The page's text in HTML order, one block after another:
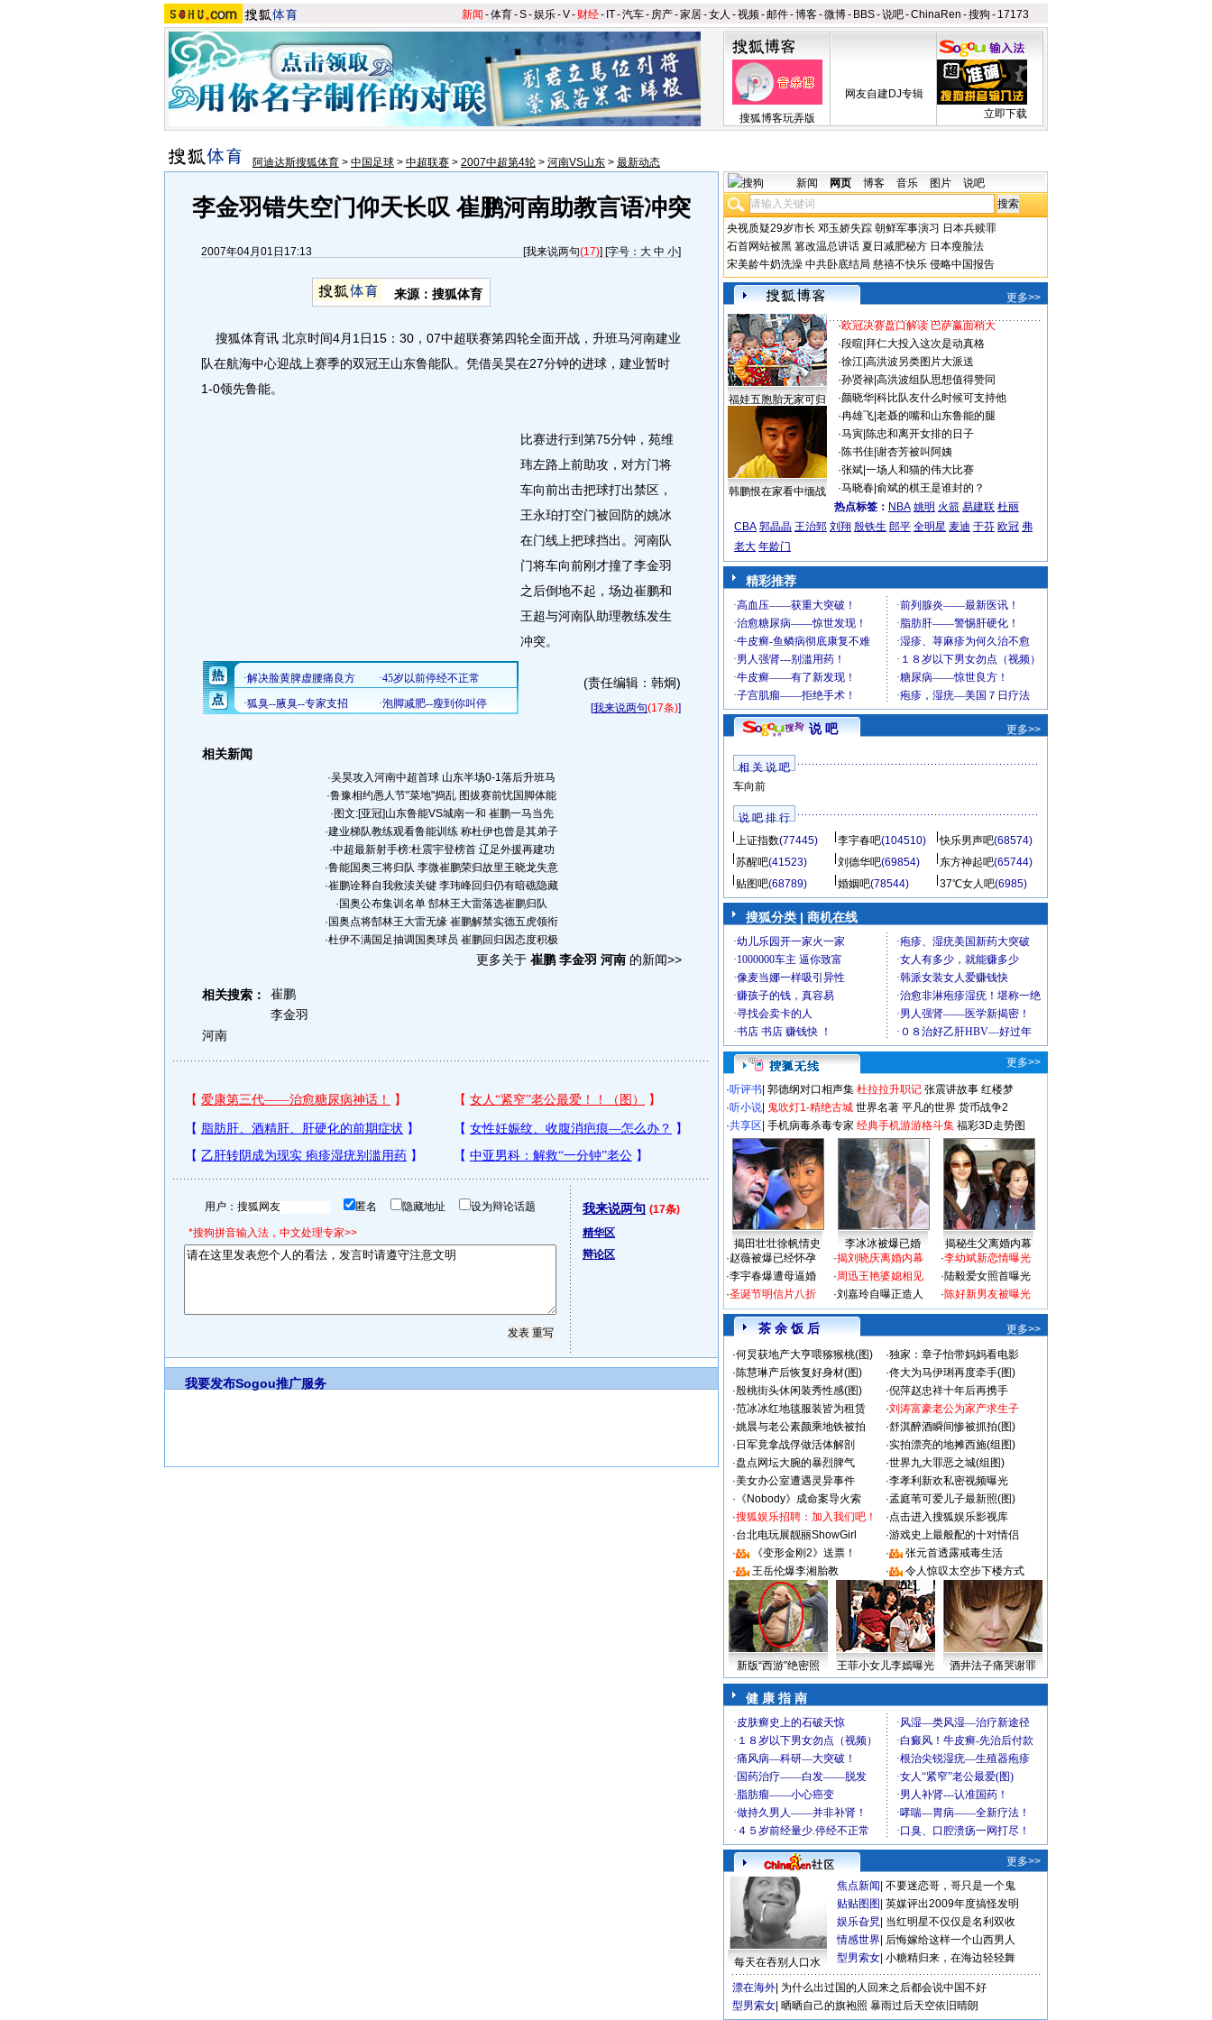
新闻 -体育-S-娱乐-V- 财经- IT-汽车- 房产-家居-女人 -视频-邮件-博客-微博- BBS-说吧-ChinaRen -搜狗 - 17173
搜狐博客玩弄版
网友自建DJ专辑
立即下载
阿迪达斯搜狐体育 > 中国足球 > 中超联赛 > 2007中超第4轮 > 河南VS山东 > 最新动态
李金羽错失空门仰天长叹 崔鹏河南助教言语冲突
2007年04月01日17:13 [我来说两句(17)] [字号： 大 中 小]
来源：搜狐体育
搜狐体育讯 北京时间4月1日15：30，07中超联赛第四轮全面开战，升班马河南建业
队在航海中心迎战上赛季的双冠王山东鲁能队。凭借吴昊在27分钟的进球，建业暂时
1-0领先鲁能。
比赛进行到第75分钟，苑维
玮左路上前助攻，对方门将
车向前出击把球打出禁区，
王永珀打空门被回防的姚冰
在门线上把球挡出。河南队
门将车向前刚才撞了李金羽
之后倒地不起，场边崔鹏和
王超与河南队助理教练发生
冲突。
(责任编辑：韩炯)
[我来说两句(17条)]
相关新闻
·吴昊攻入河南中超首球 山东半场0-1落后升班马
·鲁豫相约愚人节"菜地"捣乱 图拔赛前忧国脚体能
· 图文:[亚冠]山东鲁能VS城南一和 崔鹏一马当先
·建业梯队教练观看鲁能训练 称杜伊也曾是其弟子
·中超最新射手榜:杜震宇登榜首 辽足外援再建功
·鲁能国奥三将归队 李微崔鹏荣归故里王晓龙失意
·崔鹏诠释自我救渎关键 李玮峰回归仍有暗礁隐藏
· 国奥公布集训名单 郜林王大雷落选崔鹏归队
· 国奥点将郜林王大雷无缘 崔鹏解禁实德五虎领衔
·杜伊不满国足抽调国奥球员 崔鹏回归因态度积极
更多关于 崔鹏 李金羽 河南的新闻>>
相关搜索：
崔鹏
李金羽
河南
用户： 匿名 隐藏地址 设为辩论话题
*搜狗拼音输入法，中文处理专家>>
我来说两句 (17条)
精华区
辩论区
我要发布Sogou推广服务
新闻 网页 博客 音乐 图片 说吧
央视质疑29岁市长 邓玉娇失踪 朝鲜军事演习 日本兵赎罪
石首网站被黑 篡改温总讲话 夏日减肥秘方 日本瘦脸法
宋美龄牛奶洗澡 中共卧底结局 慈禧不快乐 侵略中国报告
更多>>
福娃五胞胎无家可归
韩鹏恨在家看中缅战
·欧冠决赛盘口解读 巴萨赢面稍大
·段暄 拜仁大投入这次是动真格
·徐江| 高洪波另类图片大派送
·孙贤禄| 高洪波组队思想值得赞同
·颜晓华| 科比队友什么时候可支持他
·冉雄飞| 老聂的嘴和山东鲁能的腿
·马寅| 陈忠和离开女排的日子
·陈书佳| 谢杏芳被叫阿姨
·张斌| 一场人和猫的伟大比赛
·马晓春| 俞斌的棋王是谁封的？
热点标签： NBA 姚明 火箭 易建联 杜丽
CBA 郭晶晶 王治郅 刘翔 殷铁生 郎平 全明星 麦迪 于芬 欧冠 弗
老大 年龄门
精彩推荐
说 吧 更多>>
相 关 说 吧
车向前
说 吧 排 行
上证指数(77445) 李宇春吧(104510) 快乐男声吧(68574)
苏醒吧(41523) 刘德华吧(69854) 东方神起吧(65744)
贴图吧(68789) 婚姻吧(78544) 37℃女人吧(6985)
搜狐分类 | 商机在线
更多>>
·听评书 郭德纲对口相声集 杜拉拉升职记 张震讲故事 红楼梦
·听小说 鬼吹灯1-精绝古城 世界名著 平凡的世界 货币战争2
·共享区 手机病毒杀毒专家 经典手机游游格斗集 福彩3D走势图
揭田壮壮徐帆情史 李冰冰被爆已婚
揭秘生父离婚内幕
·赵薇被爆已经怀孕
·李宇春爆遭母逼婚
·圣诞节明信片八折
·揭刘晓庆离婚内幕
·周迅王艳婆媳相见
·刘嘉玲自曝正造人
·李幼斌新恋情曝光
·陆毅爱女照首曝光
·陈好新男友被曝光
茶 余 饭 后
更多>>
·何炅获地产大亨喂猕猴桃(图) ·独家：章子怡带妈妈看电影
·陈慧琳产后恢复好身材(图) ·佟大为马伊琍再度牵手(图)
·殷桃街头休闲装秀性感(图) ·倪萍赵忠祥十年后再携手
·范冰冰红地毯服装皆为租赁 ·刘涛富豪老公为家产求生子
·姚晨与老公素颜乘地铁被拍 ·舒淇醉酒瞬间惨被抓拍(图)
· 日军竟拿战俘做活体解剖 ·实拍漂亮的地摊西施(组图)
·盘点网坛大腕的暴烈脾气 ·世界九大罪恶之城(组图)
·美女办公室遭遇灵异事件 ·李孝利新欢私密视频曝光
· 《Nobody》成命案导火索 ·孟庭苇可爱儿子最新照(图)
·搜狐娱乐招聘：加入我们吧！ ·点击进入搜狐娱乐影视库
·台北电玩展靓丽ShowGirl ·游戏史上最般配的十对情侣
·
《变形金刚2》送票！ ·
张元首透露戒毒生活
·
王岳伦爆李湘胎教 · 令人惊叹太空步下楼方式
新版“西游”绝密照 王菲小女儿李嫣曝光 酒井法子痛哭谢罪
健 康 指 南
更多>>
每天在吞别人口水
焦点新闻 不要迷恋哥，哥只是一个鬼
贴贴图图 英媒评出2009年度搞怪发明
娱乐旮旯 当红明星不仅仅是名利双收
情感世界 后悔嫁给这样一个山西男人
型男索女 小糖精归来，在海边轻轻舞
漂在海外 为什么出过国的人回来之后都会说中国不好
型男索女 晒晒自己的旗袍照 暴雨过后天空依旧晴朗